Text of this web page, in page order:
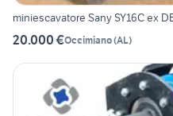
miniescavatore Sany SY16C ex
20.000 €Occimiano(AL)